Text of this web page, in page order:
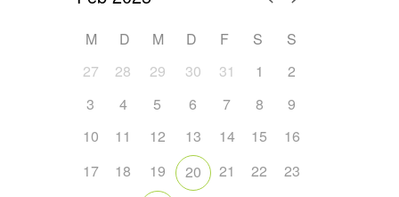
M D M D F S
S
27
28 29 30 31 1
2
3
4 5 6 7 8
9
10
11 12 13 14 15
16
17
18 19 20 21 22
23